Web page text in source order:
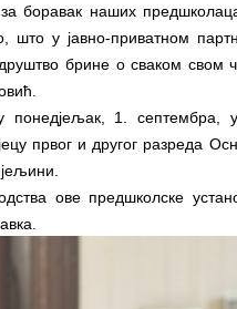
за боравак наших
што у јавно-приватном
брине о сваком свом
понедјељак, 1. септембра,
првог и другог разреда
ове предшколске